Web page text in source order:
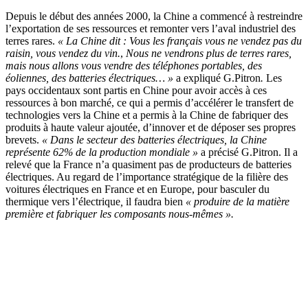
Depuis le début des années 2000, la Chine a commencé à restreindre
l’exportation de ses ressources et remonter vers l’aval industriel des
terres rares. « La Chine dit : Vous les français vous ne vendez pas du
raisin, vous vendez du vin., Nous ne vendrons plus de terres rares,
mais nous allons vous vendre des téléphones portables, des
éoliennes, des batteries électriques… » a expliqué G.Pitron. Les
pays occidentaux sont partis en Chine pour avoir accès à ces
ressources à bon marché, ce qui a permis d’accélérer le transfert de
technologies vers la Chine et a permis à la Chine de fabriquer des
produits à haute valeur ajoutée, d’innover et de déposer ses propres
brevets. « Dans le secteur des batteries électriques, la Chine
représente 62% de la production mondiale » a précisé G.Pitron. Il a
relevé que la France n’a quasiment pas de producteurs de batteries
électriques. Au regard de l’importance stratégique de la filière des
voitures électriques en France et en Europe, pour basculer du
thermique vers l’électrique il faudra bien « produire de la matière
première et fabriquer les composants nous-mêmes ».